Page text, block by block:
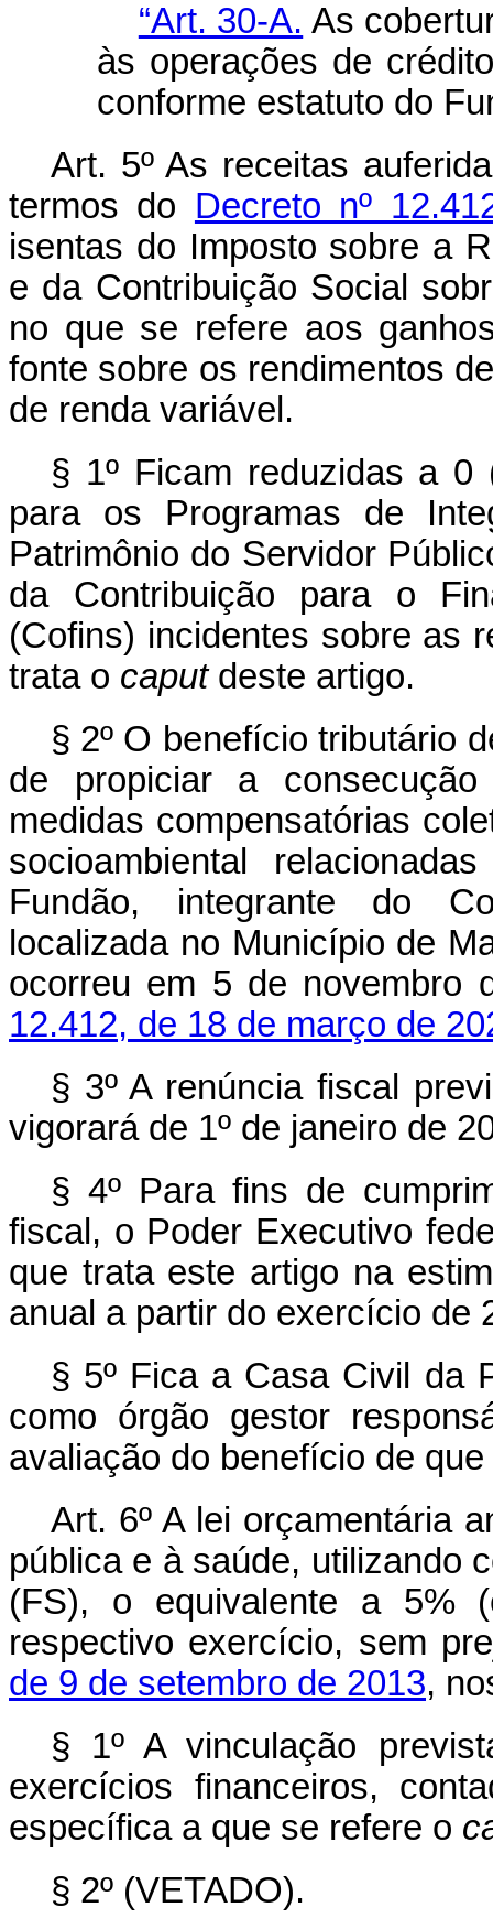
“Art. 30-A. As
às operações de
conforme estatuto do
Art. 5º As receitas
termos do Decreto nº
isentas do Imposto sobre a
e da Contribuição Social
no que se refere aos
fonte sobre os rendimentos
de renda variável.
§ 1º Ficam reduzidas a 0
para os Programas de
Patrimônio do Servidor
da Contribuição para o
(Cofins) incidentes sobre as
trata o caputdeste artigo.
§ 2º O benefício tributário
de propiciar a
medidas compensatórias
socioambiental
Fundão, integrante do
localizada no Município de
ocorreu em 5 de
12.412, de 18 de março de
§ 3º A renúncia fiscal
vigorará de 1º de janeiro de
§ 4º Para fins de
fiscal, o Poder Executivo
que trata este artigo na
anual a partir do exercício de
§ 5º Fica a Casa Civil da
como órgão gestor
avaliação do benefício de
Art. 6º A lei orçamentária
pública e à saúde, utilizando
(FS), o equivalente a 5%
respectivo exercício, sem
de 9 de setembro de 2013,
§ 1º A vinculação
exercícios financeiros,
específica a que se refere o
§ 2º (VETADO).